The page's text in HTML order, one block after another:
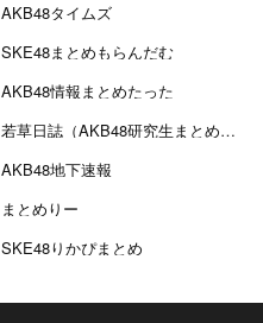
AKB48タイムズ
SKE48まとめもらんだむ
AKB48情報まとめたった
若草日誌（AKB48研究生まとめブログ）
AKB48地下速報
まとめりー
SKE48りかぴまとめ